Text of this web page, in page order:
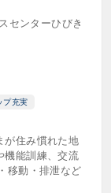
センターひびき
プ充実
が住み慣れた地
機能訓練、交流
移動・排泄など